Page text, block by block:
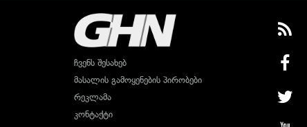
ჩვენს შესახებ
მასალის გამოყენების პირობები
რეკლამა
კონტაქტი